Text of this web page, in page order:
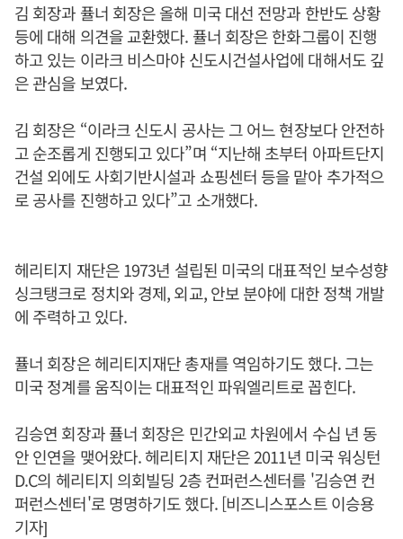
김 회장과 퓰너 회장은 올해 미국 대선 전망과 한반도 상황
등에 대해 의견을 교환했다. 퓰너 회장은 한화그룹이 진행
하고 있는 이라크 비스마야 신도시건설사업에 대해서도 깊
은 관심을 보였다.
김 회장은 “이라크 신도시 공사는 그 어느 현장보다 안전하
고 순조롭게 진행되고 있다”며 “지난해 초부터 아파트단지
건설 외에도 사회기반시설과 쇼핑센터 등을 맡아 추가적으
로 공사를 진행하고 있다”고 소개했다.
헤리티지 재단은 1973년 설립된 미국의 대표적인 보수성향
싱크탱크로 정치와 경제, 외교, 안보 분야에 대한 정책 개발
에 주력하고 있다.
퓰너 회장은 헤리티지재단 총재를 역임하기도 했다. 그는
미국 정계를 움직이는 대표적인 파워엘리트로 꼽힌다.
김승연 회장과 퓰너 회장은 민간외교 차원에서 수십 년 동
안 인연을 맺어왔다. 헤리티지 재단은 2011년 미국 워싱턴
D.C의 헤리티지 의회빌딩 2층 컨퍼런스센터를 '김승연 컨
퍼런스센터'로 명명하기도 했다. [비즈니스포스트 이승용
기자]